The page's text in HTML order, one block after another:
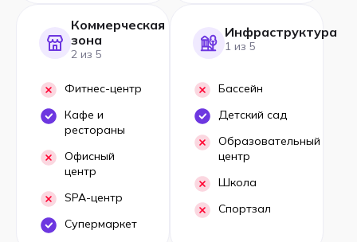
Коммерческая
зона
2 из 5
Фитнес-центр
Кафе и
рестораны
Офисный
центр
SPA-центр
Супермаркет
Инфраструктура
1 из 5
Бассейн
Детский сад
Образовательный
центр
Школа
Спортзал